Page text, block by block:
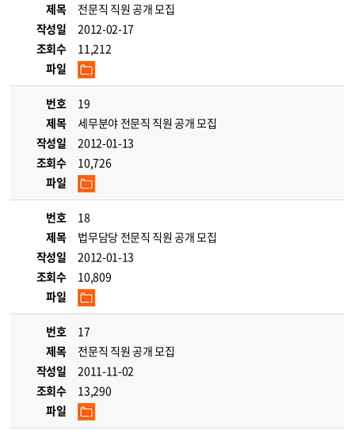
제목
전문직 직원 공개 모집
작성일
2012-02-17
조회수
11,212
파일
번호
19
제목
세무분야 전문직 직원 공개 모집
작성일
2012-01-13
조회수
10,726
파일
번호
18
제목
법무담당 전문직 직원 공개 모집
작성일
2012-01-13
조회수
10,809
파일
번호
17
제목
전문직 직원 공개 모집
작성일
2011-11-02
조회수
13,290
파일